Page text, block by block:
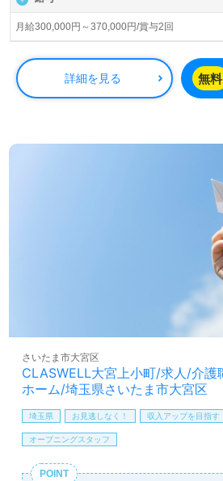
◎『暮らしの延長線上にある生活』が
ス住宅。『安心と笑顔がつながる場
業所様！◎
看護助手や介護職経験のある方をお
での勤務経験は問いません。2026年
で働きたい、ご利用者様のお役に立
大歓迎です。募集詳細等、担当コン
します。お問い合わせも遠慮なくお願
医療/福祉業界の正社員/パート求人探
護】＊求人情報収集、将来的に検討
LINE、メール、お電話などご希望に
相談可能です。転職相談、求人紹介
料サービスをご利用いただけます。
あり！＞"転職支援"のプロと一緒に転
月給300,000円～370,000円/賞与2回
詳細を見る 無料
CLASWELL大宮上小町/求人/介護
ホーム/埼玉県さいたま市大宮区
さいたま市大宮区
埼玉県 お見逃しなく！ 収入アップを目指す
オープニングスタッフ
POINT